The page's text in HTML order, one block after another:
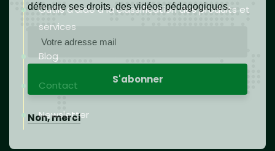
Outils d’aide à la classification des produits et
services
Blog
Contact
Newsletter
défendre ses droits, des vidéos pédagogiques.
Non, merci